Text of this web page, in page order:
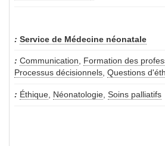
Service de Médecine néonatale
Communication, Formation des
Processus décisionnels, Questions
Éthique, Néonatologie, Soins palliatifs